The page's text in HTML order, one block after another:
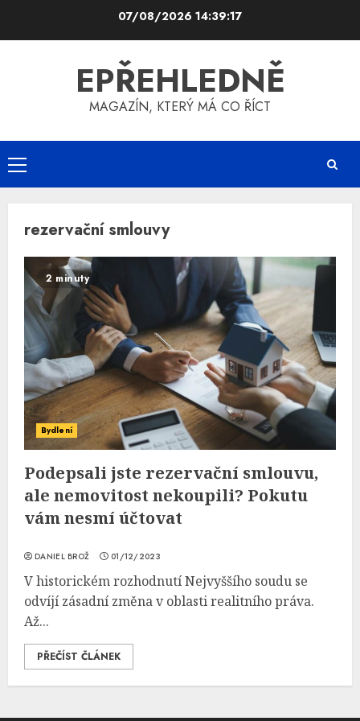
07/08/2026 14:39:17
EPŘEHLEDNĚ
MAGAZÍN, KTERÝ MÁ CO ŘÍCT
Primary
Menu
rezervační smlouvy
2 minuty
Bydlení
Podepsali jste rezervační smlouvu,
ale nemovitost nekoupili? Pokutu
vám nesmí účtovat
DANIEL BROŽ 01/12/2023
V historickém rozhodnutí Nejvyššího soudu se
odvíjí zásadní změna v oblasti realitního práva.
Až...
PŘEČÍST ČLÁNEK